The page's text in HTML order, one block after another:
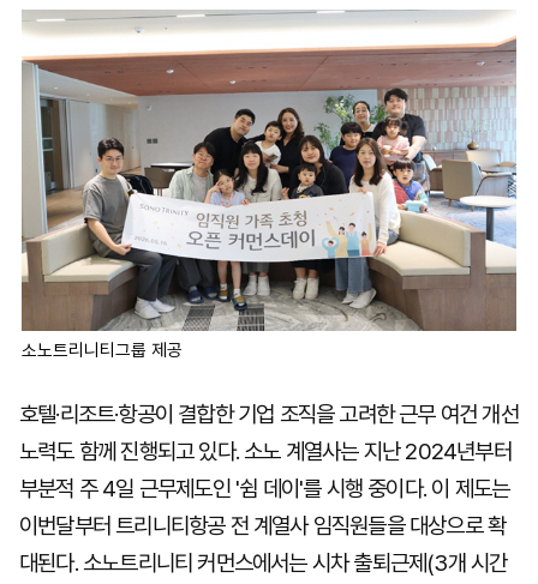
소노트리니티그룹 제공
호텔·리조트·항공이 결합한 기업 조직을 고려한 근무 여건 개선
노력도 함께 진행되고 있다. 소노 계열사는 지난 2024년부터
부분적 주 4일 근무제도인 '쉼 데이'를 시행 중이다. 이 제도는
이번달부터 트리니티항공 전 계열사 임직원들을 대상으로 확
대된다. 소노트리니티 커먼스에서는 시차 출퇴근제(3개 시간